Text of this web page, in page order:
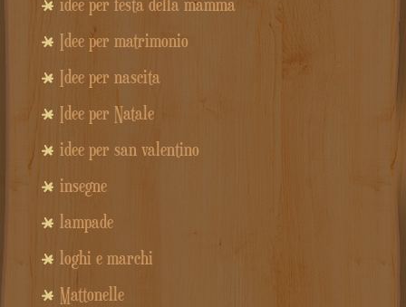
Idee per matrimonio
Idee per nascita
Idee per Natale
idee per san valentino
insegne
lampade
loghi e marchi
Mattonelle